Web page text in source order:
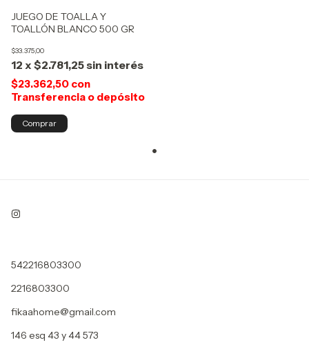
JUEGO DE TOALLA Y
TOALLÓN BLANCO 500 GR
$33.375,00
12 x $2.781,25sin interés
$23.362,50 con
Transferencia o depósito
542216803300
2216803300
fikaahome@gmail.com
146 esq 43 y 44 573